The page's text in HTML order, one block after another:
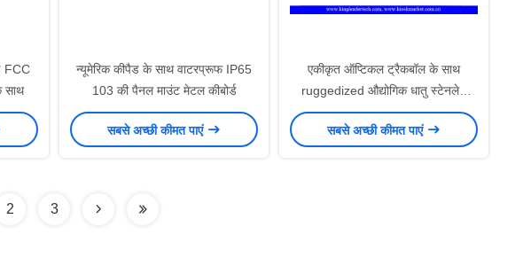
FCC
साथ
न्यूमेरिक कीपैड के साथ वाटरप्रूफ IP65
103 की पैनल माउंट मेटल कीबोर्ड
सबसे अच्छी कीमत पाएं
एकीकृत ऑप्टिकल ट्रैकबॉल के साथ
ruggedized औद्योगिक धातु स्टेनलेस
स्टील कुंजीपटल
सबसे अच्छी कीमत पाएं
2 3